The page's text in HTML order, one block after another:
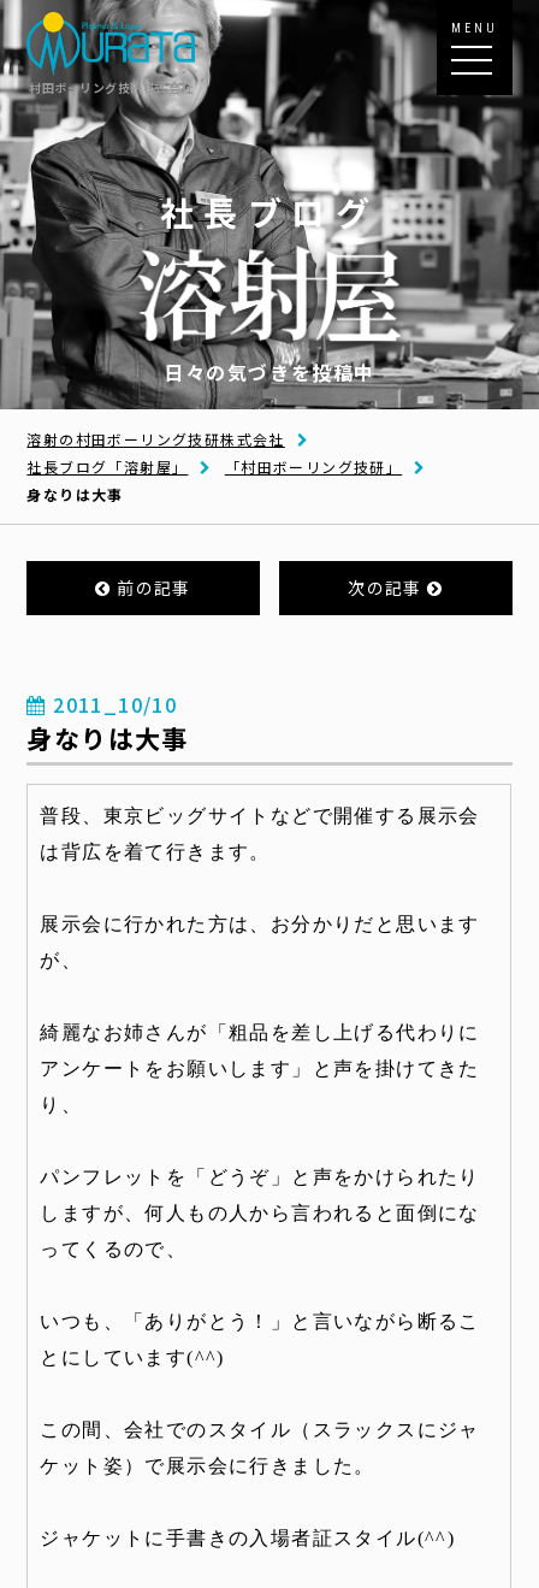
村田ボーリング技研株式会社
MENU
社長ブログ
日々の気づきを投稿中
溶射の村田ボーリング技研株式会社
社長ブログ「溶射屋」
「村田ボーリング技研」
身なりは大事
前の記事 次の記事
2011_10/10
身なりは大事
普段、東京ビッグサイトなどで開催する展示会
は背広を着て行きます。
展示会に行かれた方は、お分かりだと思います
が、
綺麗なお姉さんが「粗品を差し上げる代わりに
アンケートをお願いします」と声を掛けてきた
り、
パンフレットを「どうぞ」と声をかけられたり
しますが、何人もの人から言われると面倒にな
ってくるので、
いつも、「ありがとう！」と言いながら断るこ
とにしています(^^)
この間、会社でのスタイル（スラックスにジャ
ケット姿）で展示会に行きました。
ジャケットに手書きの入場者証スタイル(^^)